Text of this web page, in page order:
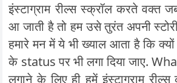
इंस्टाग्राम रील्स स्क्रॉल करते वक्त
आ जाती है तो हम उसे तुरंत अपनी
हमारे मन में ये भी ख्याल आता है कि
के status पर भी लगा दिया जाए.
लगाने के लिए ही हमें इंस्टाग्राम